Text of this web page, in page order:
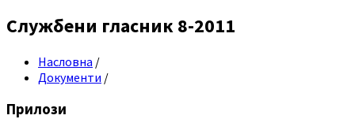
Службени гласник 8-2011
Насловна /
Документи /
Прилози